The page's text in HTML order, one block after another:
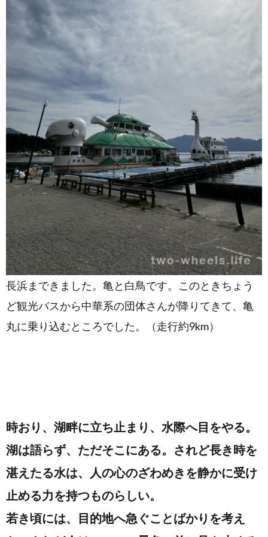
長浜まできました。亀と白鳥です。このときちょう
ど観光バスから中華系の団体さんが降りてきて、亀
丸に乗り込むところでした。（走行約9km）
時おり、湖畔に立ち止まり、水際へ目をやる。
湖は語らず、ただそこにある。されど長き時を
湛えたる水は、人の心のざわめきを静かに受け
止める力を持つものらしい。
若き頃には、目的地へ急ぐことばかりを考え